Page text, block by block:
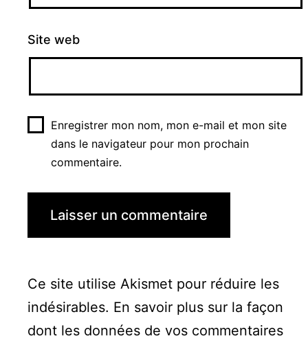
Site web
Enregistrer mon nom, mon e-mail et mon site
dans le navigateur pour mon prochain
commentaire.
Ce site utilise Akismet pour réduire les
indésirables. En savoir plus sur la façon
dont les données de vos commentaires